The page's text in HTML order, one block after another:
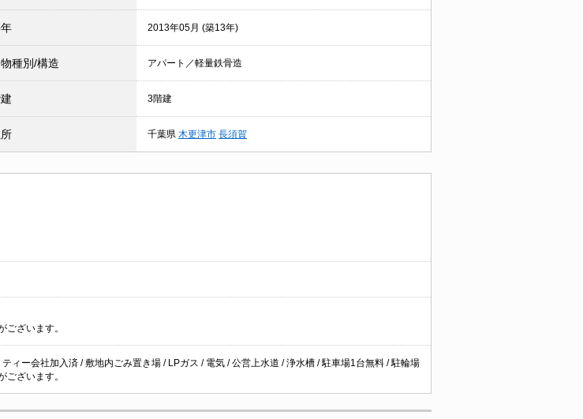
2013年05月 (築13年)
種別/構造 アパート／軽量鉄骨造
3階建
千葉県 木更津市 長須賀
ございます。
ィー会社加入済 / 敷地内ごみ置き場 / LPガス / 電気 / 公営上水道 / 浄水槽 / 駐車場1台無料 / 駐輪場
ございます。